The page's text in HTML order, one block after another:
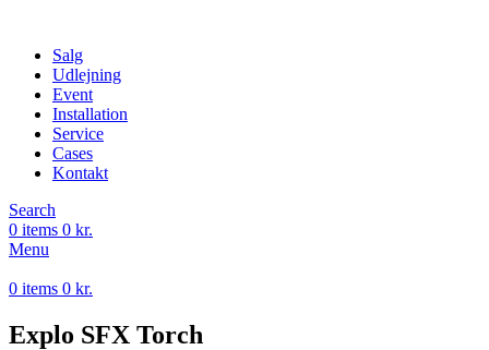
Salg
Udlejning
Event
Installation
Service
Cases
Kontakt
Search
0 items 0 kr.
Menu
0 items 0 kr.
Explo SFX Torch